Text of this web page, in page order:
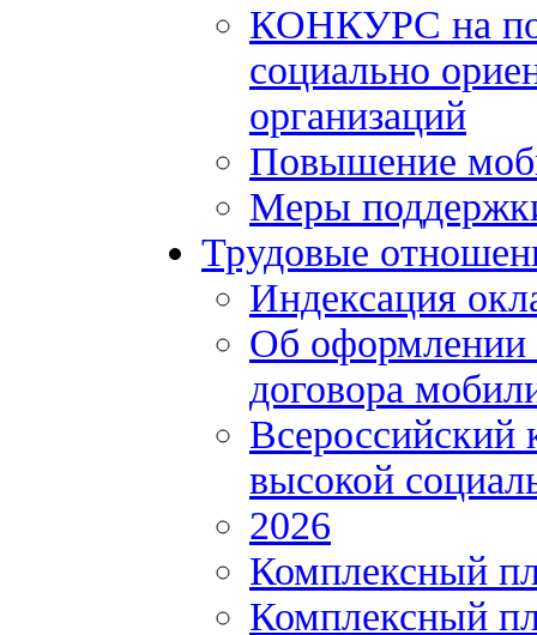
КОНКУРС на
социально
организаций
Повышение
Меры
Трудовые
Индексация
Об оформлении
договора
Всероссийский
высокой
2026
Комплексный
Комплексный